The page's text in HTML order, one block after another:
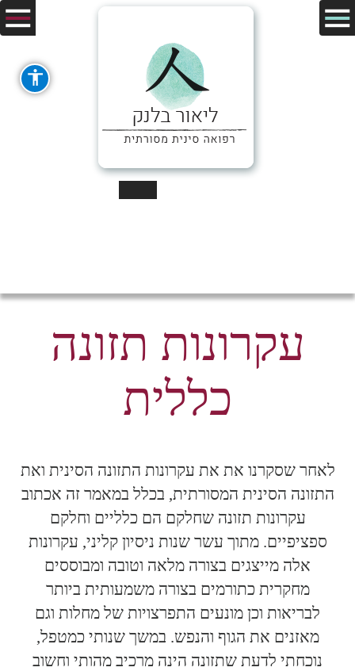
עקרונות תזונה
כללית
לאחר שסקרנו את את עקרונות התזונה הסינית ואת
התזונה הסינית המסורתית, בכלל במאמר זה אכתוב
עקרונות תזונה שחלקם הם כלליים וחלקם
ספציפיים. מתוך עשר שנות ניסיון קליני, עקרונות
אלה מייצגים בצורה מלאה וטובה ומבוססים
מחקרית כתורמים בצורה משמעותית ביותר
לבריאות וכן מונעים התפרצויות של מחלות וגם
מאזנים את הגוף והנפש. במשך שנותי כמטפל,
נוכחתי לדעת שתזונה הינה מרכיב מהותי וחשוב